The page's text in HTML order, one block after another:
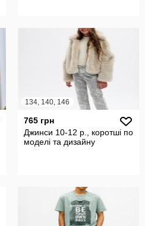
134, 140, 146
765 грн
Джинси 10-12 р., коротші по
моделі та дизайну